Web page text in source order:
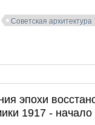
Советская архитектура
эпохи
1917 -